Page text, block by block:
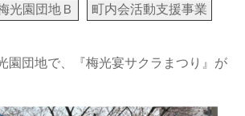
光園団地Ｂ 町内会活動支援事業
園団地で、『梅光宴サクラまつり』が